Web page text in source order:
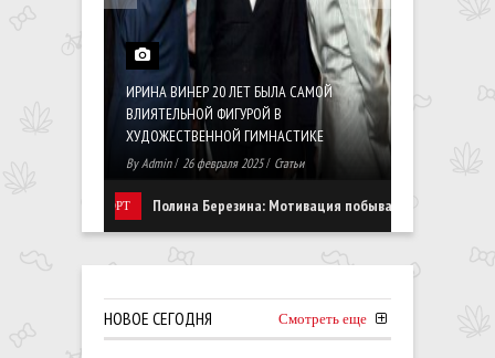
ИРИНА ВИНЕР 20 ЛЕТ БЫЛА САМОЙ
ВЛИЯТЕЛЬНОЙ ФИГУРОЙ В
ХУДОЖЕСТВЕННОЙ ГИМНАСТИКЕ
ByAdmin/ 26 февраля 2025/ Статьи
Полина Березина: Мотивация побывать на Олимпийских
НОВОЕ СЕГОДНЯ Смотреть еще